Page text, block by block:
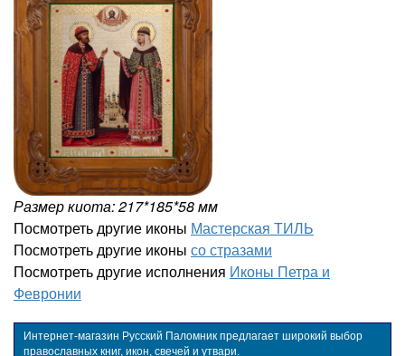
Размер киота: 217*185*58 мм
Посмотреть другие иконы Мастерская ТИЛЬ
Посмотреть другие иконы со стразами
Посмотреть другие исполнения Иконы Петра и
Февронии
Интернет-магазин Русский Паломник предлагает широкий выбор
православных книг, икон, свечей и утвари.